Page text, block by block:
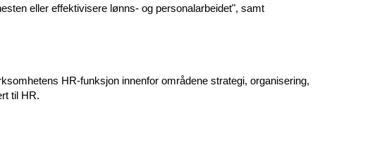
eller effektivisere lønns- og personalarbeidet", samt
HR-funksjon innenfor områdene strategi, organisering,
til HR.